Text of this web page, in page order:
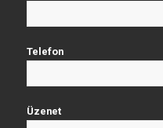
Telefon
Üzenet